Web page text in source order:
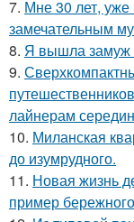
7. Мне 30 лет, уже
замечательным
8. Я вышла замуж
9.
лайнерам
10. Миланская
до изумрудного.
11. Новая жизнь
пример